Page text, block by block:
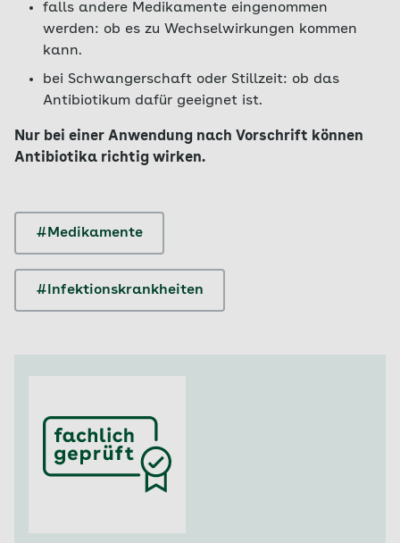
falls andere Medikamente eingenommen
werden: ob es zu Wechselwirkungen kommen
kann.
bei Schwangerschaft oder Stillzeit: ob das
Antibiotikum dafür geeignet ist.
Nur bei einer Anwendung nach Vorschrift können
Antibiotika richtig wirken.
#Medikamente
#Infektionskrankheiten